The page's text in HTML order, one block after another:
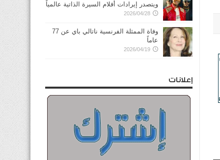
ويتصدر إيرادات أفلام السيرة الذاتية عالمياً
2026/04/28
وفاة الممثلة الفرنسية ناتالي باي عن 77
عاماً
2026/04/19
إعلانات